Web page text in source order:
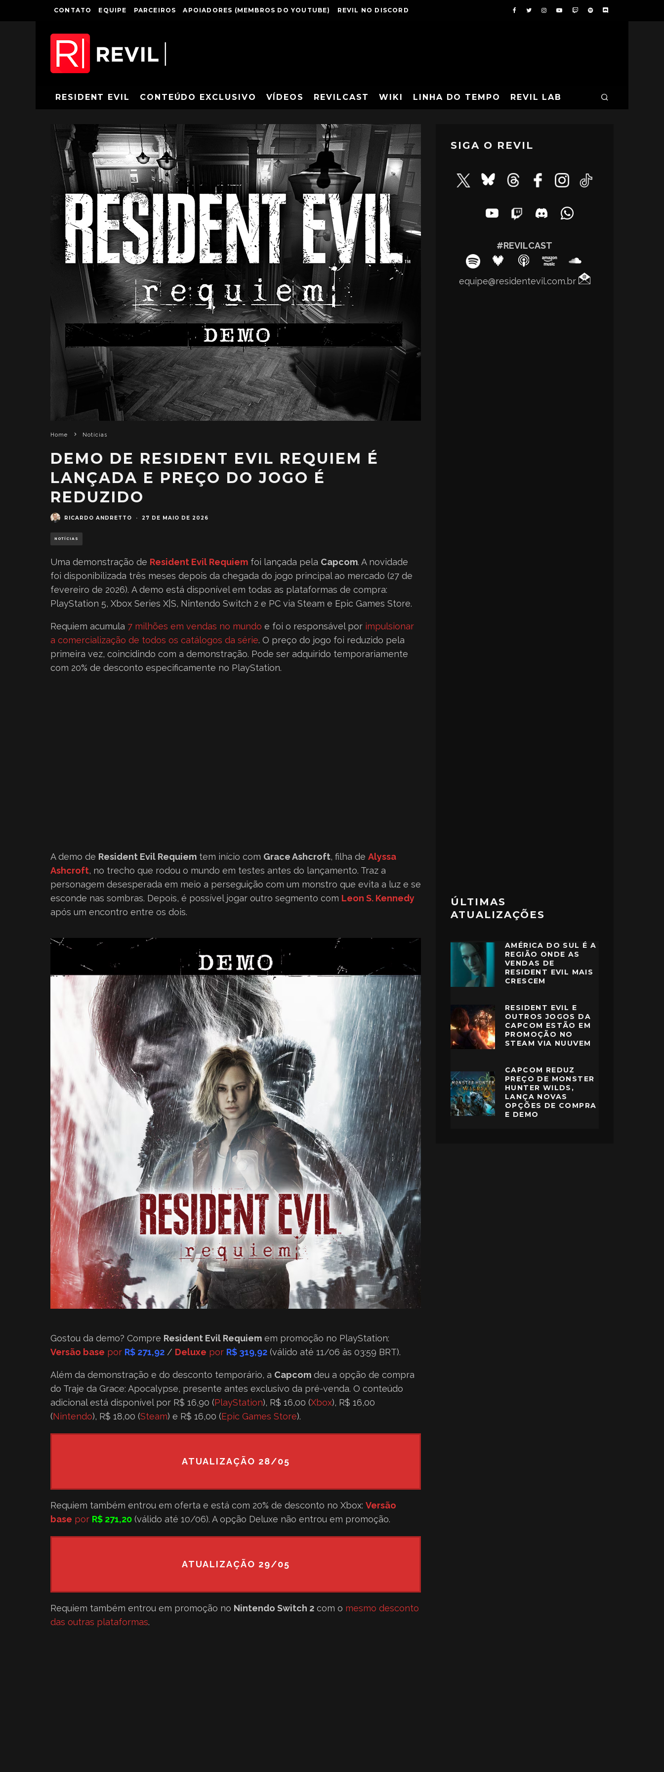
CONTATO EQUIPE PARCEIROS APOIADORES (MEMBROS DO YOUTUBE) REVIL NO DISCORD
RESIDENT EVIL CONTEÚDO EXCLUSIVO VÍDEOS REVILCAST WIKI LINHA DO TEMPO REVIL LAB
Home Notícias
DEMO DE RESIDENT EVIL REQUIEM É
LANÇADA E PREÇO DO JOGO É
REDUZIDO
RICARDO ANDRETTO · 27 DE MAIO DE 2026
NOTÍCIAS
Uma demonstração de Resident Evil Requiem foi lançada pela Capcom. A novidade
foi disponibilizada três meses depois da chegada do jogo principal ao mercado (27 de
fevereiro de 2026). A demo está disponível em todas as plataformas de compra:
PlayStation 5, Xbox Series X|S, Nintendo Switch 2 e PC via Steam e Epic Games Store.
Requiem acumula 7 milhões em vendas no mundo e foi o responsável por impulsionar
a comercialização de todos os catálogos da série. O preço do jogo foi reduzido pela
primeira vez, coincidindo com a demonstração. Pode ser adquirido temporariamente
com 20% de desconto especificamente no PlayStation.
A demo de Resident Evil Requiem tem início com Grace Ashcroft, filha de Alyssa
Ashcroft, no trecho que rodou o mundo em testes antes do lançamento. Traz a
personagem desesperada em meio a perseguição com um monstro que evita a luz e se
esconde nas sombras. Depois, é possível jogar outro segmento com Leon S. Kennedy
após um encontro entre os dois.
Gostou da demo? Compre Resident Evil Requiem em promoção no PlayStation:
Versão base por R$ 271,92 / Deluxe por R$ 319,92 (válido até 11/06 às 03:59 BRT).
Além da demonstração e do desconto temporário, a Capcom deu a opção de compra
do Traje da Grace: Apocalypse, presente antes exclusivo da pré-venda. O conteúdo
adicional está disponível por R$ 16,90 (PlayStation), R$ 16,00 (Xbox), R$ 16,00
(Nintendo), R$ 18,00 (Steam) e R$ 16,00 (Epic Games Store).
ATUALIZAÇÃO 28/05
Requiem também entrou em oferta e está com 20% de desconto no Xbox: Versão
base por R$ 271,20 (válido até 10/06). A opção Deluxe não entrou em promoção.
ATUALIZAÇÃO 29/05
Requiem também entrou em promoção no Nintendo Switch 2 com o mesmo desconto
das outras plataformas.
SIGA O REVIL
#REVILCAST
equipe@residentevil.com.br
ÚLTIMAS
ATUALIZAÇÕES
AMÉRICA DO SUL É A
REGIÃO ONDE AS
VENDAS DE
RESIDENT EVIL MAIS
CRESCEM
RESIDENT EVIL E
OUTROS JOGOS DA
CAPCOM ESTÃO EM
PROMOÇÃO NO
STEAM VIA NUUVEM
CAPCOM REDUZ
PREÇO DE MONSTER
HUNTER WILDS,
LANÇA NOVAS
OPÇÕES DE COMPRA
E DEMO